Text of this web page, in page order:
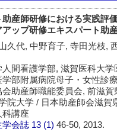
助産師研修における実践評
アップ研修エキスパート助
久代, 中野育子, 寺田光枝,
間看護学部, 滋賀医科大
部附属病院母子・女性診
助産師職能委員会, 前滋
院大学 / 日本助産師会滋賀
講座
学会誌 13 (1)46-50, 2013.